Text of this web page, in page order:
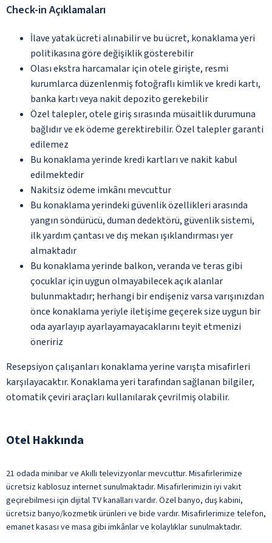
Check-in Açıklamaları
İlave yatak ücreti alınabilir ve bu ücret, konaklama yeri
politikasına göre değişiklik gösterebilir
Olası ekstra harcamalar için otele girişte, resmi
kurumlarca düzenlenmiş fotoğraflı kimlik ve kredi kartı,
banka kartı veya nakit depozito gerekebilir
Özel talepler, otele giriş sırasında müsaitlik durumuna
bağlıdır ve ek ödeme gerektirebilir. Özel talepler garanti
edilemez
Bu konaklama yerinde kredi kartları ve nakit kabul
edilmektedir
Nakitsiz ödeme imkânı mevcuttur
Bu konaklama yerindeki güvenlik özellikleri arasında
yangın söndürücü, duman dedektörü, güvenlik sistemi,
ilk yardım çantası ve dış mekan ışıklandırması yer
almaktadır
Bu konaklama yerinde balkon, veranda ve teras gibi
çocuklar için uygun olmayabilecek açık alanlar
bulunmaktadır; herhangi bir endişeniz varsa varışınızdan
önce konaklama yeriyle iletişime geçerek size uygun bir
oda ayarlayıp ayarlayamayacaklarını teyit etmenizi
öneririz
Resepsiyon çalışanları konaklama yerine varışta misafirleri
karşılayacaktır. Konaklama yeri tarafından sağlanan bilgiler,
otomatik çeviri araçları kullanılarak çevrilmiş olabilir.
Otel Hakkında
21 odada minibar ve Akıllı televizyonlar mevcuttur. Misafirlerimize
ücretsiz kablosuz internet sunulmaktadır. Misafirlerimizin iyi vakit
geçirebilmesi için dijital TV kanalları vardır. Özel banyo, duş kabini,
ücretsiz banyo/kozmetik ürünleri ve bide vardır. Misafirlerimize telefon,
emanet kasası ve masa gibi imkânlar ve kolaylıklar sunulmaktadır.